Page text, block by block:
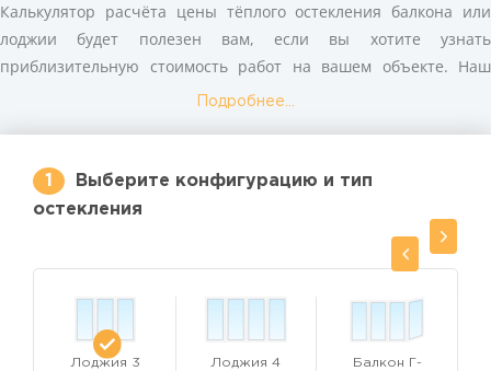
Калькулятор расчёта цены тёплого остекления балкона или
лоджии будет полезен вам, если вы хотите узнать
приблизительную стоимость работ на вашем объекте. Наш
калькулятор прост в использовании. Он дает возможность
выбрать профильную систему для окон на балкон и оценить
расходы на ремонт, не посещая нас. Точную же стоимость вам
помогут рассчитать наши менеджеры на основе уточнённых
параметров. Оставляйте заявку на сайте, чтобы застеклить
Выберите конфигурацию и тип балкона
Подробнее...
1
Выберите конфигурацию и тип
остекления
Лоджия 3
Лоджия 4
Балкон Г-